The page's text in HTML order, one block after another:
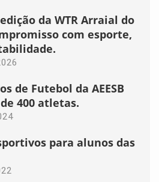
da WTR Arraial do
com esporte,
de Futebol da AEESB
400 atletas.
para alunos das